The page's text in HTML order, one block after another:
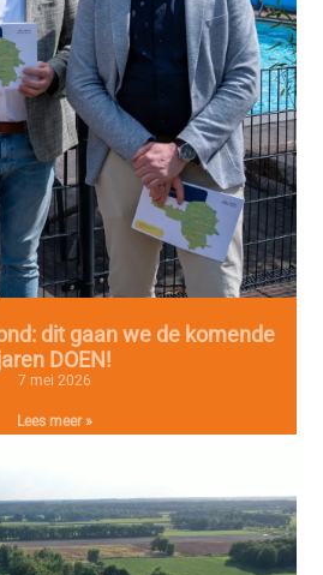
dit gaan we de komende
DOEN!
7 mei 2026
Lees meer »